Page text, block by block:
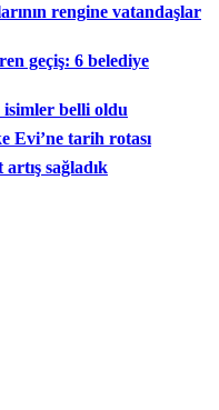
rengine vatandaşlar
geçiş: 6 belediye
isimler belli oldu
Evi’ne tarih rotası
sağladık